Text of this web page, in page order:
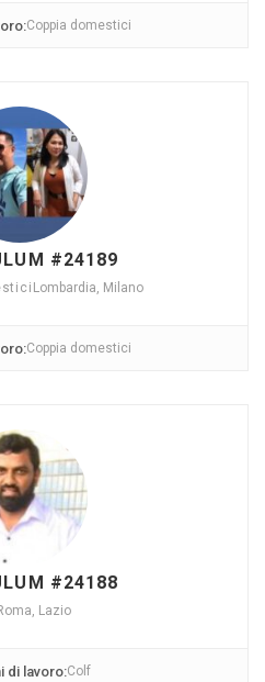
Coppia domestici
#24189
Lombardia, Milano
Coppia domestici
#24188
Lazio
di lavoro:Colf